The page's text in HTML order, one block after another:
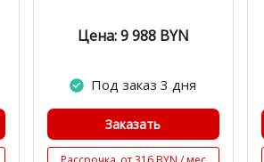
Цена: 9 988 BYN
Под заказ 3 дня
Заказать